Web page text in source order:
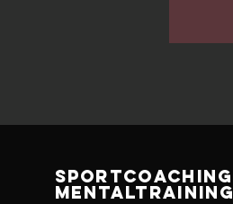
Sportcoaching
Mentaltraining